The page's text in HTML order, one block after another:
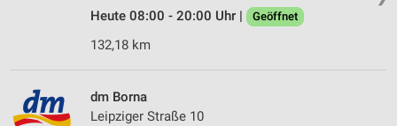
Heute 08:00 - 20:00 Uhr |
Geöffnet
132,18 km
dm Borna
Leipziger Straße 10
personalisierter Werbung